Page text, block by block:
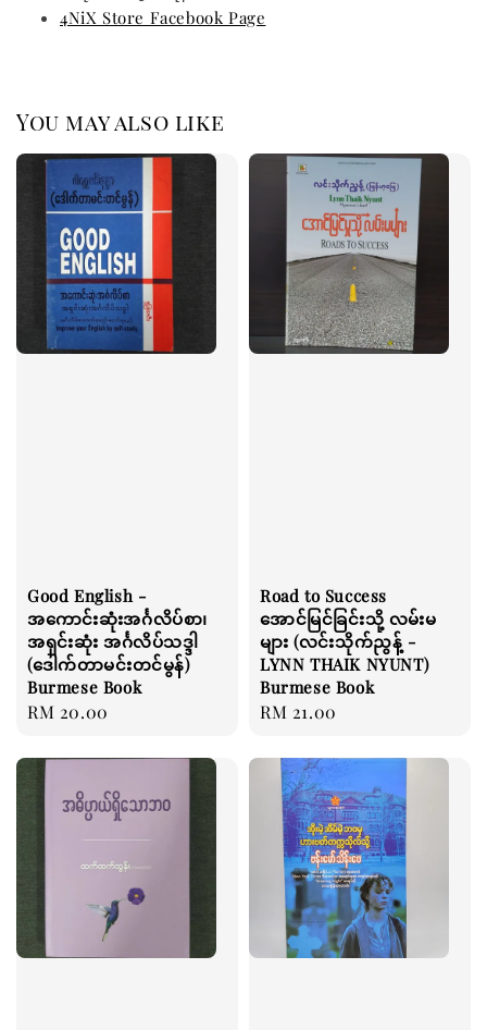
4NiX Store Facebook Page
You may also like
Good English -
အကောင်းဆုံးအင်္ဂလိပ်စာ၊
အရှင်းဆုံး အင်္ဂလိပ်သဒ္ဒါ
(ဒေါက်တာမင်းတင်မွန်)
Burmese Book
Regular
RM 20.00
Road to Success
အောင်မြင်ခြင်းသို့ လမ်းမ
များ (လင်းသိုက်ညွန့် -
LYNN THAIK NYUNT)
Burmese Book
Regular
RM 21.00